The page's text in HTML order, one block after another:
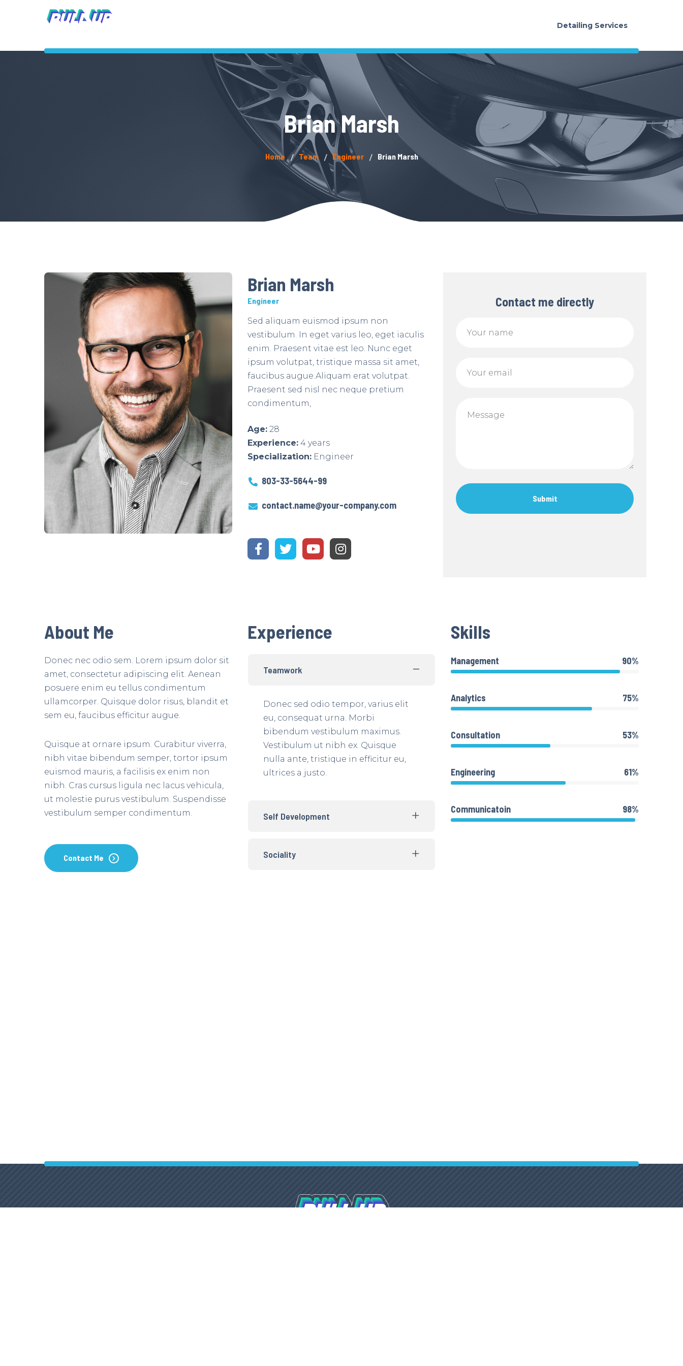
Detailing Services
Brian Marsh
Home Team Engineer Brian Marsh
Brian Marsh
Engineer
Sed aliquam euismod ipsum non
vestibulum. In eget varius leo, eget iaculis
enim. Praesent vitae est leo. Nunc eget
ipsum volutpat, tristique massa sit amet,
faucibus augue.Aliquam erat volutpat.
Praesent sed nisl nec neque pretium
condimentum,
Age: 28
Experience: 4 years
Specialization: Engineer
803-33-5644-99
contact.name@your-company.com
Contact me directly
About Me
Donec nec odio sem. Lorem ipsum dolor sit
amet, consectetur adipiscing elit. Aenean
posuere enim eu tellus condimentum
ullamcorper. Quisque dolor risus, blandit et
sem eu, faucibus efficitur augue.
Quisque at ornare ipsum. Curabitur viverra,
nibh vitae bibendum semper, tortor ipsum
euismod mauris, a facilisis ex enim non
nibh. Cras cursus ligula nec lacus vehicula,
ut molestie purus vestibulum. Suspendisse
vestibulum semper condimentum.
Contact Me
Experience
Teamwork
Donec sed odio tempor, varius elit
eu, consequat urna. Morbi
bibendum vestibulum maximus.
Vestibulum ut nibh ex. Quisque
nulla ante, tristique in efficitur eu,
ultrices a justo.
Self Development
Sociality
Skills
Management 90%
Analytics 75%
Consultation 53%
Engineering 61%
Communicatoin 98%